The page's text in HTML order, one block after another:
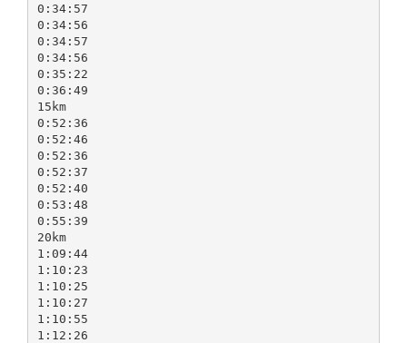
0:34:57
0:34:56
0:34:57
0:34:56
0:35:22
0:36:49
15km
0:52:36
0:52:46
0:52:36
0:52:37
0:52:40
0:53:48
0:55:39
20km
1:09:44
1:10:23
1:10:25
1:10:27
1:10:55
1:12:26